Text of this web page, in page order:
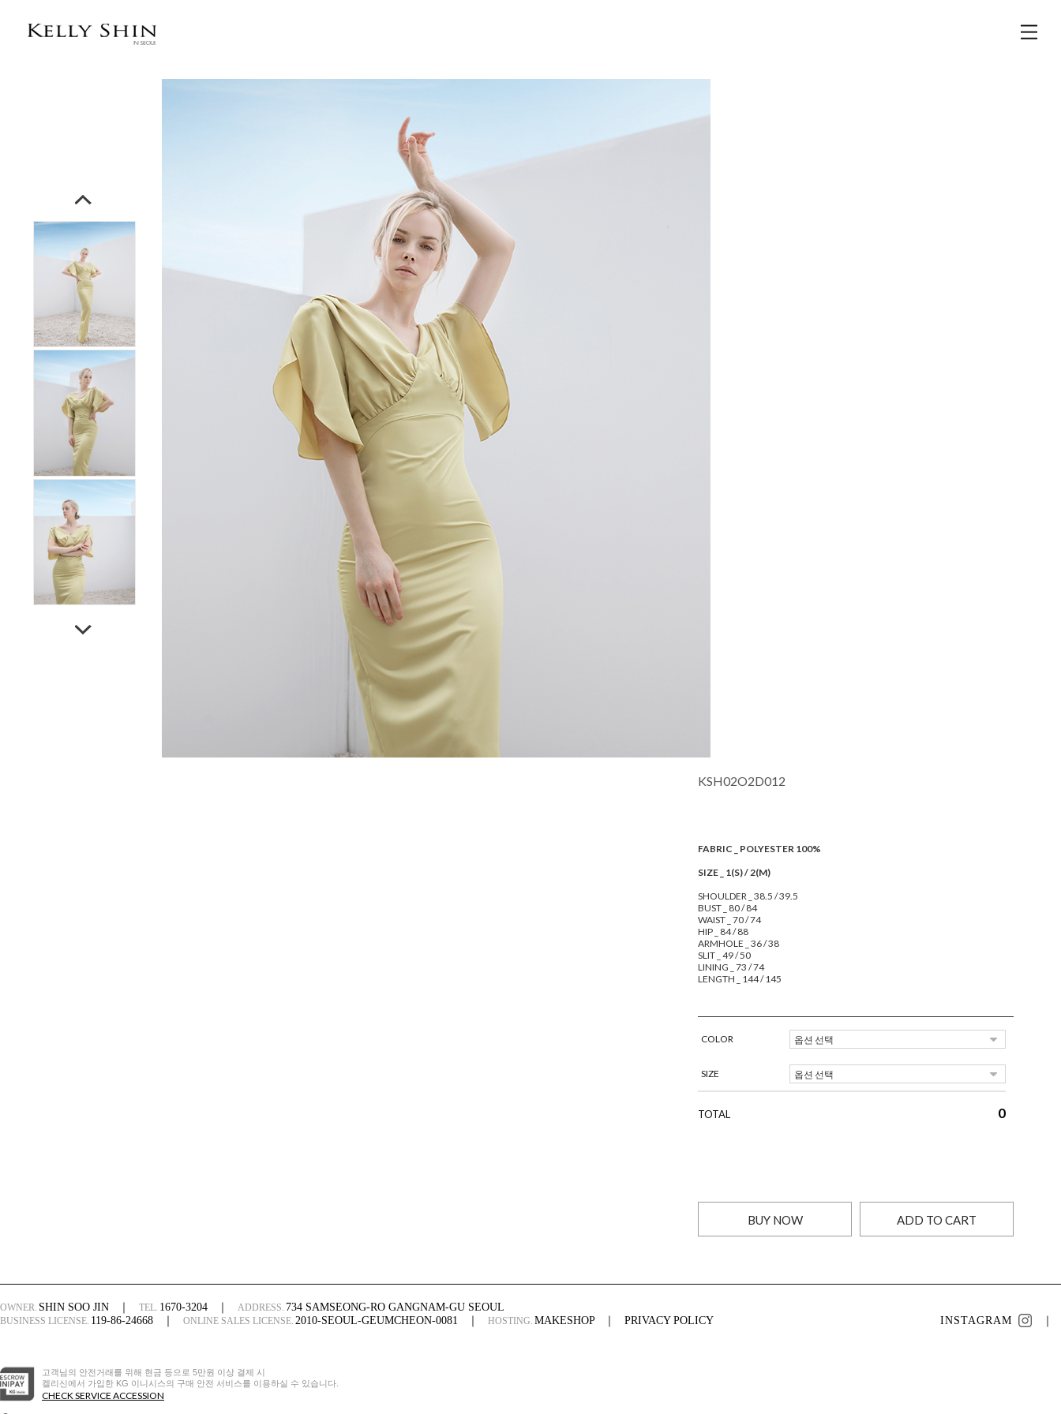
KSH02O2D012
FABRIC _ POLYESTER 100%
SIZE _ 1(S) / 2(M)
SHOULDER _ 38.5 / 39.5
BUST _ 80 / 84
WAIST _ 70 / 74
HIP _ 84 / 88
ARMHOLE _ 36 / 38
SLIT _ 49 / 50
LINING _ 73 / 74
LENGTH _ 144 / 145
COLOR
SIZE
TOTAL 0
BUY NOW ADD TO CART
OWNER. SHIN SOO JIN TEL. 1670-3204 ADDRESS. 734 SAMSEONG-RO GANGNAM-GU SEOUL
BUSINESS LICENSE. 119-86-24668 ONLINE SALES LICENSE. 2010-SEOUL-GEUMCHEON-0081 HOSTING. MAKESHOP PRIVACY POLICY INSTAGRAM
고객님의 안전거래를 위해 현금 등으로 5만원 이상 결제 시
켈리신에서 가입한 KG 이니시스의 구매 안전 서비스를 이용하실 수 있습니다.
CHECK SERVICE ACCESSION